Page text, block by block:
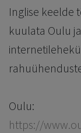
Inglise keelde
kuulata Oulu
Oulu:
https://